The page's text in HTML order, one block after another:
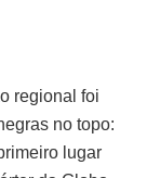
regional foi
no topo:
lugar